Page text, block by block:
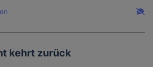
kehrt zurück